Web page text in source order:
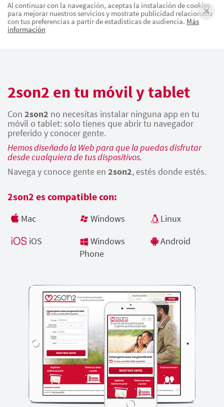
Al continuar con la navegación, aceptas la instalación de cookies
para mejorar nuestros servicios y mostrate publicidad relacionada
con tus preferencias a partir de estadísticas de audiencia. Más
información
2son2 en tu móvil y tablet
Con 2son2 no necesitas instalar ninguna app en tu
móvil o tablet: solo tienes que abrir tu navegador
preferido y conocer gente.
Hemos diseñado la Web para que la puedas disfrutar
desde cualquiera de tus dispositivos.
Navega y conoce gente en 2son2, estés donde estés.
2son2 es compatible con:
Mac Windows
Linux
iOS
Windows
Phone
Android